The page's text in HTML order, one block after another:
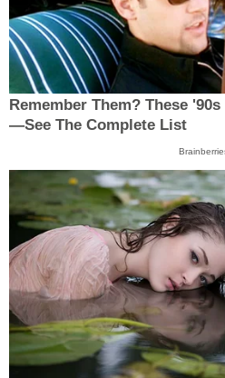
Remember Them? These
—See The Complete List